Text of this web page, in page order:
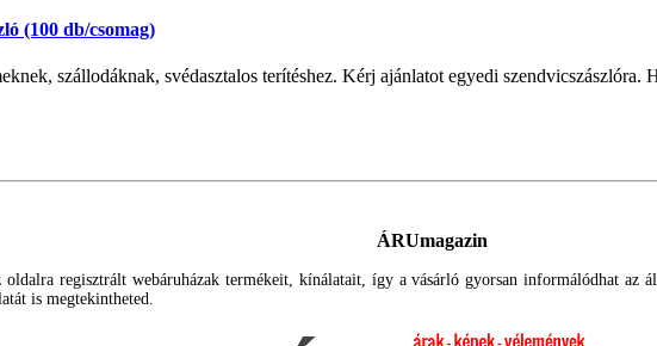
(100 db/csomag)
szállodáknak, svédasztalos terítéshez. Kérj ajánlatot egyedi
ÁRUmagazin
oldalra regisztrált webáruházak termékeit, kínálatait, így a vásárló gyorsan informálódhat
is megtekintheted.